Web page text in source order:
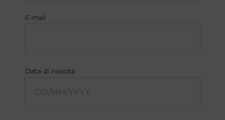
E-mail
Data di nascita